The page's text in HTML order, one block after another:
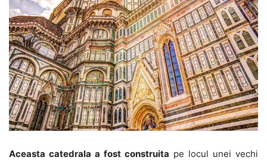
Aceasta catedrala a fost construita pe locul unei vechi